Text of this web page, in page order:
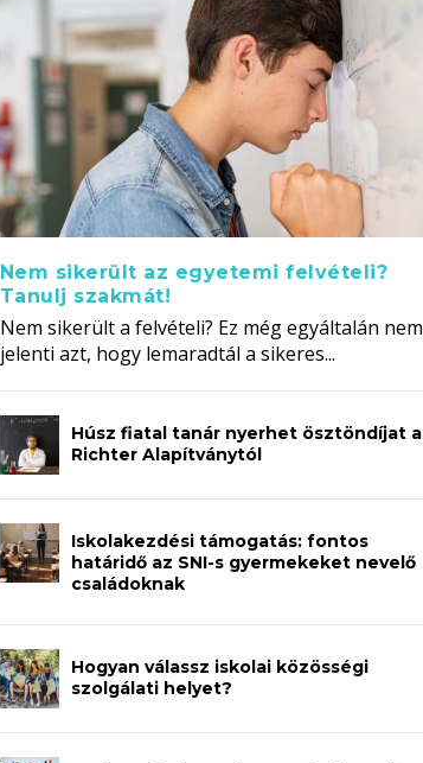
Nem sikerült az egyetemi felvételi?
Tanulj szakmát!
Nem sikerült a felvételi? Ez még egyáltalán nem
jelenti azt, hogy lemaradtál a sikeres...
Húsz fiatal tanár nyerhet ösztöndíjat a
Richter Alapítványtól
Iskolakezdési támogatás: fontos
határidő az SNI-s gyermekeket nevelő
családoknak
Hogyan válassz iskolai közösségi
szolgálati helyet?